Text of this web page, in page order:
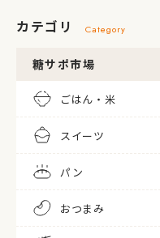
カテゴリ Category
糖サポ市場
ごはん・米
スイーツ
パン
おつまみ